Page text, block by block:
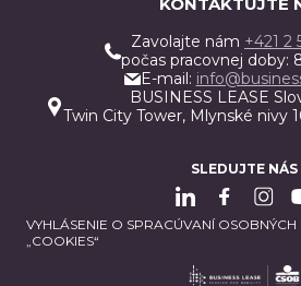
Zavolajte nám +421 2
počas pracovnej doby:
E-mail:
BUSINESS LEASE
Twin City Tower, Mlynské nivy
SLEDUJTE NÁS
VYHLÁSENIE O SPRACÚVANÍ
„COOKIES“